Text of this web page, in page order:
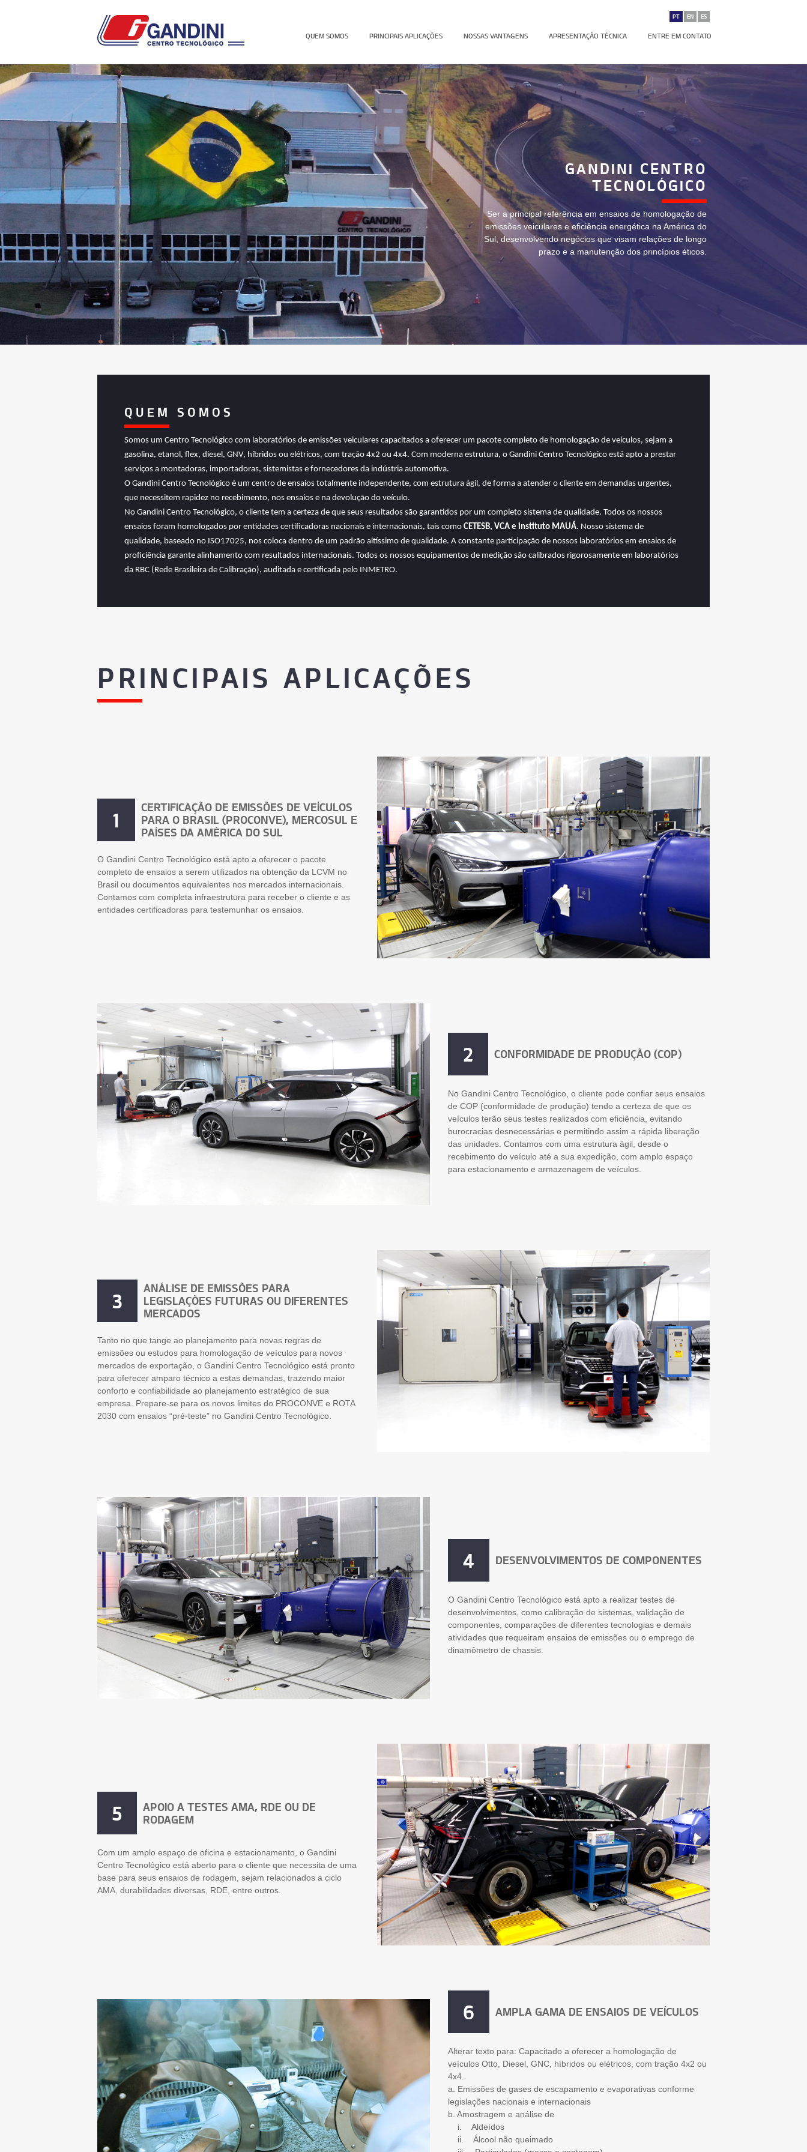
QUEM SOMOS PRINCIPAIS APLICAÇÕES NOSSAS VANTAGENS APRESENTAÇÃO TÉCNICA ENTRE EM CONTATO
PT EN ES
GANDINI CENTRO
TECNOLÓGICO
Ser a principal referência em ensaios de homologação de
emissões veiculares e eficiência energética na América do
Sul, desenvolvendo negócios que visam relações de longo
prazo e a manutenção dos princípios éticos.
QUEM SOMOS
Somos um Centro Tecnológico com laboratórios de emissões veiculares capacitados a oferecer um pacote completo de homologação de veículos, sejam a
gasolina, etanol, flex, diesel, GNV, híbridos ou elétricos, com tração 4x2 ou 4x4. Com moderna estrutura, o Gandini Centro Tecnológico está apto a prestar
serviços a montadoras, importadoras, sistemistas e fornecedores da indústria automotiva.
O Gandini Centro Tecnológico é um centro de ensaios totalmente independente, com estrutura ágil, de forma a atender o cliente em demandas urgentes,
que necessitem rapidez no recebimento, nos ensaios e na devolução do veículo.
No Gandini Centro Tecnológico, o cliente tem a certeza de que seus resultados são garantidos por um completo sistema de qualidade. Todos os nossos
ensaios foram homologados por entidades certificadoras nacionais e internacionais, tais como CETESB, VCA e instituto MAUÁ. Nosso sistema de
qualidade, baseado no ISO17025, nos coloca dentro de um padrão altíssimo de qualidade. A constante participação de nossos laboratórios em ensaios de
proficiência garante alinhamento com resultados internacionais. Todos os nossos equipamentos de medição são calibrados rigorosamente em laboratórios
da RBC (Rede Brasileira de Calibração), auditada e certificada pelo INMETRO.
PRINCIPAIS APLICAÇÕES
1
CERTIFICAÇÃO DE EMISSÕES DE VEÍCULOS
PARA O BRASIL (PROCONVE), MERCOSUL E
PAÍSES DA AMÉRICA DO SUL
O Gandini Centro Tecnológico está apto a oferecer o pacote
completo de ensaios a serem utilizados na obtenção da LCVM no
Brasil ou documentos equivalentes nos mercados internacionais.
Contamos com completa infraestrutura para receber o cliente e as
entidades certificadoras para testemunhar os ensaios.
2 CONFORMIDADE DE PRODUÇÃO (COP)
No Gandini Centro Tecnológico, o cliente pode confiar seus ensaios
de COP (conformidade de produção) tendo a certeza de que os
veículos terão seus testes realizados com eficiência, evitando
burocracias desnecessárias e permitindo assim a rápida liberação
das unidades. Contamos com uma estrutura ágil, desde o
recebimento do veículo até a sua expedição, com amplo espaço
para estacionamento e armazenagem de veículos.
3
ANÁLISE DE EMISSÕES PARA
LEGISLAÇÕES FUTURAS OU DIFERENTES
MERCADOS
Tanto no que tange ao planejamento para novas regras de
emissões ou estudos para homologação de veículos para novos
mercados de exportação, o Gandini Centro Tecnológico está pronto
para oferecer amparo técnico a estas demandas, trazendo maior
conforto e confiabilidade ao planejamento estratégico de sua
empresa. Prepare-se para os novos limites do PROCONVE e ROTA
2030 com ensaios “pré-teste” no Gandini Centro Tecnológico.
4 DESENVOLVIMENTOS DE COMPONENTES
O Gandini Centro Tecnológico está apto a realizar testes de
desenvolvimentos, como calibração de sistemas, validação de
componentes, comparações de diferentes tecnologias e demais
atividades que requeiram ensaios de emissões ou o emprego de
dinamômetro de chassis.
5
APOIO A TESTES AMA, RDE OU DE
RODAGEM
Com um amplo espaço de oficina e estacionamento, o Gandini
Centro Tecnológico está aberto para o cliente que necessita de uma
base para seus ensaios de rodagem, sejam relacionados a ciclo
AMA, durabilidades diversas, RDE, entre outros.
6 AMPLA GAMA DE ENSAIOS DE VEÍCULOS
Alterar texto para: Capacitado a oferecer a homologação de
veículos Otto, Diesel, GNC, híbridos ou elétricos, com tração 4x2 ou
4x4.
a. Emissões de gases de escapamento e evaporativas conforme
legislações nacionais e internacionais
b. Amostragem e análise de
i. Aldeídos
ii. Álcool não queimado